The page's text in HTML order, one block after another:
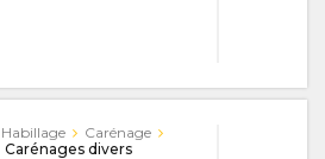
Habillage
Carénage
Carénages divers